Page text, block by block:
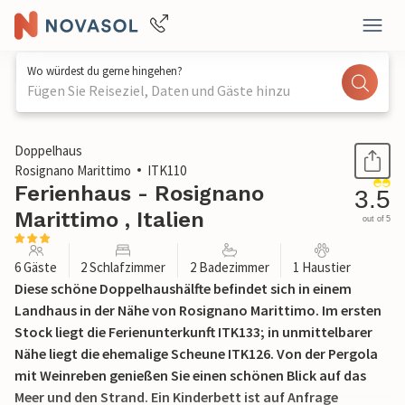
Wo würdest du gerne hingehen?
Fügen Sie Reiseziel, Daten und Gäste hinzu
1 / 30
Doppelhaus
Rosignano Marittimo
ITK110
Ferienhaus - Rosignano
Marittimo , Italien
3.5
out of 5
6 Gäste 2 Schlafzimmer 2 Badezimmer 1 Haustier
Diese schöne Doppelhaushälfte befindet sich in einem
Landhaus in der Nähe von Rosignano Marittimo. Im ersten
Stock liegt die Ferienunterkunft ITK133; in unmittelbarer
Nähe liegt die ehemalige Scheune ITK126. Von der Pergola
mit Weinreben genießen Sie einen schönen Blick auf das
Meer und den Strand. Ein Kinderbett ist auf Anfrage